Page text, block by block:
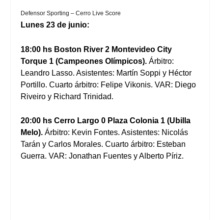
Defensor Sporting – Cerro Live Score
Lunes 23 de junio:
18:00 hs Boston River 2 Montevideo City
Torque 1 (Campeones Olímpicos). Árbitro:
Leandro Lasso. Asistentes: Martín Soppi y Héctor
Portillo. Cuarto árbitro: Felipe Vikonis. VAR: Diego
Riveiro y Richard Trinidad.
20:00 hs Cerro Largo 0 Plaza Colonia 1 (Ubilla
Melo).Árbitro: Kevin Fontes. Asistentes: Nicolás
Tarán y Carlos Morales. Cuarto árbitro: Esteban
Guerra. VAR: Jonathan Fuentes y Alberto Píriz.